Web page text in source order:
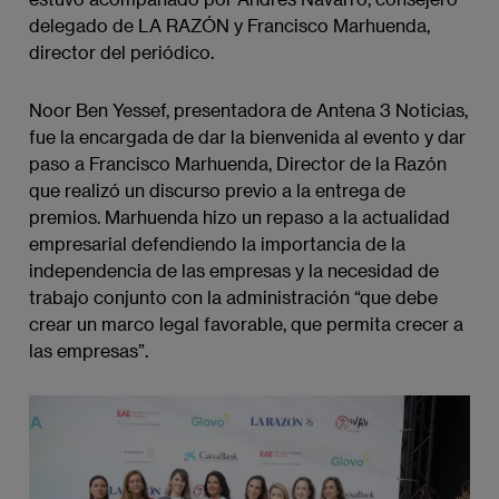
delegado de LA RAZÓN y Francisco Marhuenda,
director del periódico.
Noor Ben Yessef, presentadora de Antena 3 Noticias,
fue la encargada de dar la bienvenida al evento y dar
paso a Francisco Marhuenda, Director de la Razón
que realizó un discurso previo a la entrega de
premios. Marhuenda hizo un repaso a la actualidad
empresarial defendiendo la importancia de la
independencia de las empresas y la necesidad de
trabajo conjunto con la administración “que debe
crear un marco legal favorable, que permita crecer a
las empresas”.